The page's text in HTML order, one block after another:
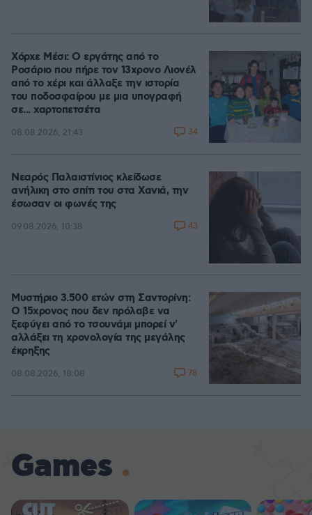
Χόρχε Μέσι: Ο εργάτης από το
Ροσάριο που πήρε τον 13χρονο Λιονέλ
από το χέρι και άλλαξε την ιστορία
του ποδοσφαίρου με μια υπογραφή
σε... χαρτοπετσέτα
08.08.2026, 21:43 34
Νεαρός Παλαιστίνιος κλείδωσε
ανήλικη στο σπίτι του στα Χανιά, την
έσωσαν οι φωνές της
09.08.2026, 10:38 43
Μυστήριο 3.500 ετών στη Σαντορίνη:
Ο 15χρονος που δεν πρόλαβε να
ξεφύγει από το τσουνάμι μπορεί ν'
αλλάξει τη χρονολογία της μεγάλης
έκρηξης
08.08.2026, 18:08 78
Games